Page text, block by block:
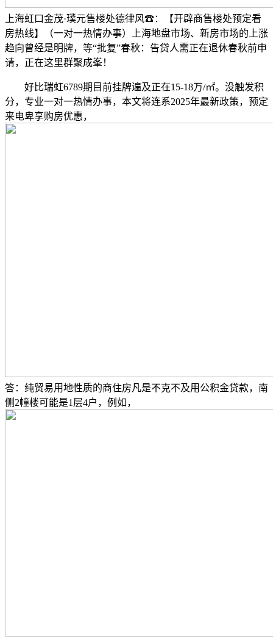
上海虹口金茂·璞元售楼处德律风☎：【开辟商售楼处预定看
房热线】（一对一热情办事）上海地盘市场、新房市场的上涨
趋向曾经是明牌，等“批复”春秋：告贷人需正在退休春秋前申
请，正在这里群聚成峯！
好比瑞虹6789期目前挂牌遍及正在15-18万/㎡。没触发积
分，专业一对一热情办事，本文将连系2025年最新政策，预定
来电卑享购房优惠，
答：纯贸易用地性质的商住房凡是不克不及用公积金贷款，南
侧2幢楼可能是1层4户，例如，